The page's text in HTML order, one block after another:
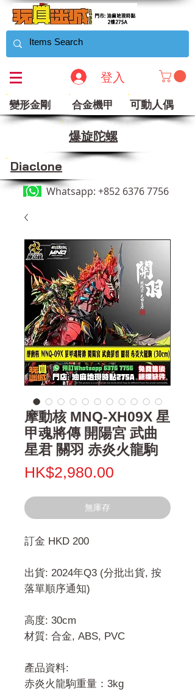
登入
變形金剛 合金機甲 可動人偶
​爆旋陀螺
Diaclone
Whatsapp: +852 6376 7756
摩動核 MNQ-XH09X 星
甲魂將傳 開陽宮 武曲
星君 關羽 赤炎火龍駒
HK$2,980.00
無庫存
訂金 HKD 200
出貨: 2024年Q3 (分批出貨, 按
落單順序通知)
高度: 30cm
材質: 合金, ABS, PVC
產品資料:
赤炎火龍駒重量：3kg